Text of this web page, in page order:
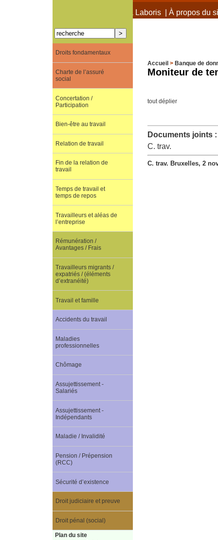
À propos de Terra Laboris| À propos du
Accueil > Banque de
Moniteur de
tout déplier
Documents joints :
C. trav.
C. trav. Bruxelles, 2
Droits fondamentaux
Charte de l’assuré
social
Concertation /
Participation
Bien-être au travail
Relation de travail
Fin de la relation de
travail
Temps de travail et
temps de repos
Travailleurs et aléas de
l’entreprise
Rémunération /
Avantages / Frais
Travailleurs migrants /
expatriés / (éléments
d’extranéité)
Travail et famille
Accidents du travail
Maladies
professionnelles
Chômage
Assujettissement -
Salariés
Assujettissement -
Indépendants
Maladie / Invalidité
Pension / Prépension
(RCC)
Sécurité d’existence
Droit judiciaire et preuve
Droit pénal (social)
Plan du site